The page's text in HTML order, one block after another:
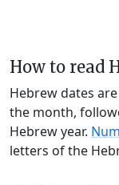
How to read
Hebrew dates
the month,
Hebrew year.
letters of the